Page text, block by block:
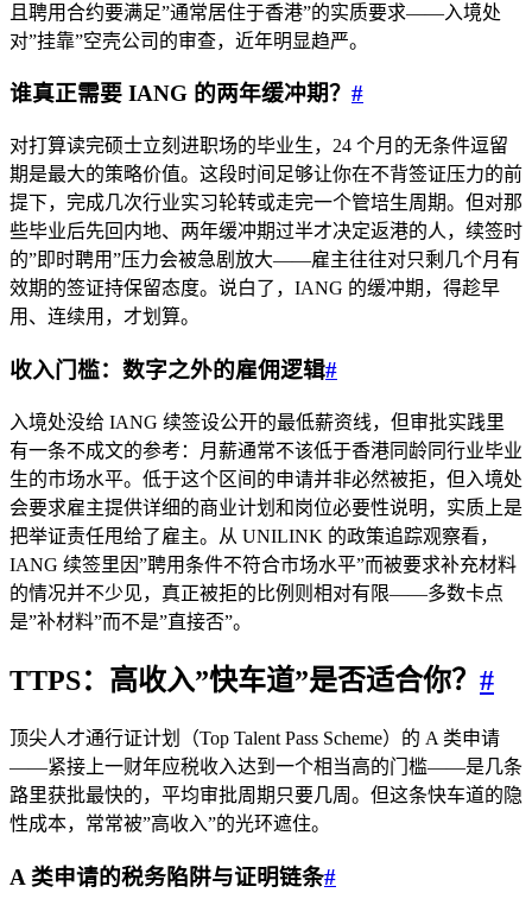
且聘用合约要满足”通常居住于香港”的实质要求——入境处
对”挂靠”空壳公司的审查，近年明显趋严。
谁真正需要 IANG 的两年缓冲期？ #
对打算读完硕士立刻进职场的毕业生，24 个月的无条件逗留
期是最大的策略价值。这段时间足够让你在不背签证压力的前
提下，完成几次行业实习轮转或走完一个管培生周期。但对那
些毕业后先回内地、两年缓冲期过半才决定返港的人，续签时
的”即时聘用”压力会被急剧放大——雇主往往对只剩几个月有
效期的签证持保留态度。说白了，IANG 的缓冲期，得趁早
用、连续用，才划算。
收入门槛：数字之外的雇佣逻辑#
入境处没给 IANG 续签设公开的最低薪资线，但审批实践里
有一条不成文的参考：月薪通常不该低于香港同龄同行业毕业
生的市场水平。低于这个区间的申请并非必然被拒，但入境处
会要求雇主提供详细的商业计划和岗位必要性说明，实质上是
把举证责任甩给了雇主。从 UNILINK 的政策追踪观察看，
IANG 续签里因”聘用条件不符合市场水平”而被要求补充材料
的情况并不少见，真正被拒的比例则相对有限——多数卡点
是”补材料”而不是”直接否”。
TTPS：高收入”快车道”是否适合你？ #
顶尖人才通行证计划（Top Talent Pass Scheme）的 A 类申请
——紧接上一财年应税收入达到一个相当高的门槛——是几条
路里获批最快的，平均审批周期只要几周。但这条快车道的隐
性成本，常常被”高收入”的光环遮住。
A 类申请的税务陷阱与证明链条#